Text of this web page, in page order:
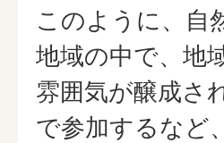
このように、自
地域の中で、地
雰囲気が醸成さ
で参加するなど